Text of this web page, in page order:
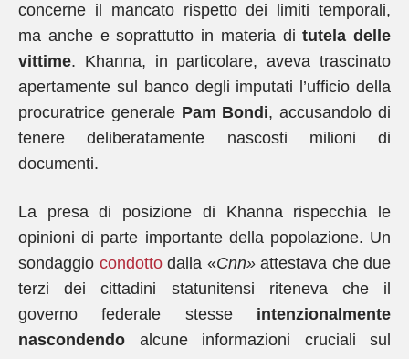
concerne il mancato rispetto dei limiti temporali,
ma anche e soprattutto in materia ditutela delle
vittime. Khanna, in particolare, aveva trascinato
apertamente sul banco degli imputati l’ufficio della
procuratrice generale Pam Bondi, accusandolo di
tenere deliberatamente nascosti milioni di
documenti.
La presa di posizione di Khanna rispecchia le
opinioni di parte importante della popolazione. Un
sondaggio condottodalla «Cnn»attestava che due
terzi dei cittadini statunitensi riteneva che il
governo federale stesse intenzionalmente
nascondendo alcune informazioni cruciali sul